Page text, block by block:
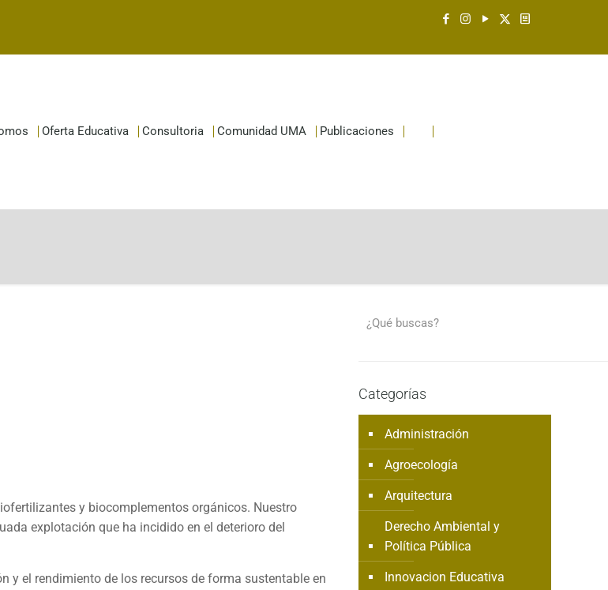
Oferta Educativa Consultoria Comunidad UMA Publicaciones
y biocomplementos orgánicos. Nuestro
explotación que ha incidido en el deterioro del
y el rendimiento de los recursos de forma sustentable en
Categorías
Administración
Agroecología
Arquitectura
Derecho Ambiental y
Política Pública
Innovacion Educativa